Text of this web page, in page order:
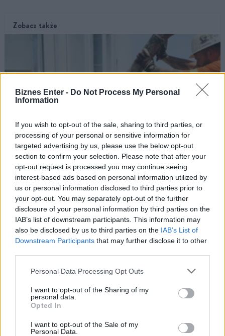
Biznes Enter - Do Not Process My Personal
Information
If you wish to opt-out of the sale, sharing to third parties, or
processing of your personal or sensitive information for
targeted advertising by us, please use the below opt-out
section to confirm your selection. Please note that after your
opt-out request is processed you may continue seeing
interest-based ads based on personal information utilized by
us or personal information disclosed to third parties prior to
your opt-out. You may separately opt-out of the further
disclosure of your personal information by third parties on the
IAB’s list of downstream participants. This information may
also be disclosed by us to third parties on the IAB’s List of
Downstream Participants that may further disclose it to other
Personal Data Processing Opt Outs
I want to opt-out of the Sharing of my
personal data.
Opted In
I want to opt-out of the Sale of my
Personal Data.
Zobacz także
Nadchodzą tłuste lata dla polskiej budowlanki. Rządowy plan
to potwierdza
Ignacy Zieliński
W debacie o transformacji energetycznej to elektrownie budzą największe
emocje. Jednak ich w cieniu rozpędza…
Środki z FWE mają umożliwić budowę ponad 87 tys. km
nowych siecielektroenergetycznych oraz modernizację blisko
swoim komunikacie.